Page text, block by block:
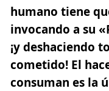
humano tiene
invocando a su
¡y deshaciendo
cometido! El
consuman es la